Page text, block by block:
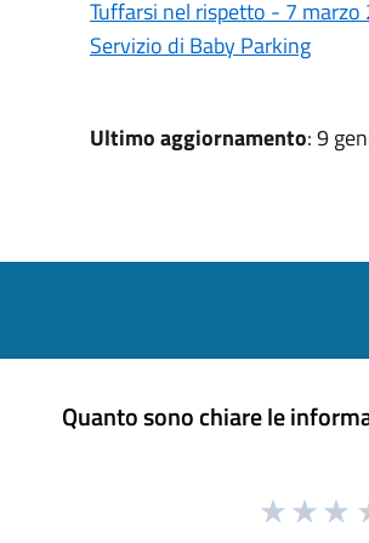
Tuffarsi nel rispetto - 7 marzo
Servizio di Baby Parking
Ultimo aggiornamento: 9
Quanto sono chiare le